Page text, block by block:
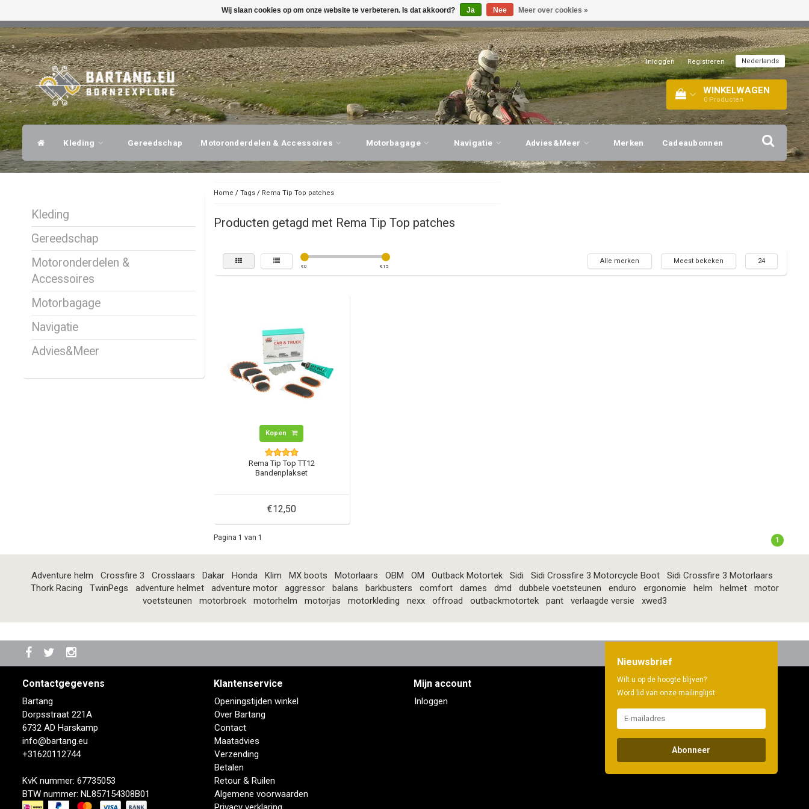
DESKUNDIG ADVIES, PERSOONLIJKE SERVICE! BEZOEK ONZE WINKEL!
Inloggen | Registreren Nederlands
WINKELWAGEN
0 Producten
Kleding Gereedschap Motoronderdelen & Accessoires Motorbagage Navigatie Advies&Meer Merken Cadeaubonnen
Kleding
Gereedschap
Motoronderdelen &
Accessoires
Motorbagage
Navigatie
Advies&Meer
Home / Tags/ Rema Tip Top patches
Producten getagd met Rema Tip Top patches
€0 €15
Alle merken Meest bekeken 24
Kopen
Rema Tip Top TT12
Bandenplakset
€12,50
Pagina 1 van 1 1
Adventure helm Crossfire 3 Crosslaars Dakar Honda Klim MX boots Motorlaars OBM OM Outback Motortek Sidi Sidi Crossfire 3 Motorcycle Boot
Sidi Crossfire 3 Motorlaars
Thork Racing
TwinPegs adventure helmet adventure motor aggressor balans barkbusters comfort dames dmd dubbele voetsteunen enduro ergonomie helm helmet
motor
voetsteunen
motorbroek motorhelm motorjas motorkleding nexx offroad outbackmotortek pant verlaagde versie xwed3
Contactgegevens
Bartang
Dorpsstraat 221A
6732 AD Harskamp
info@bartang.eu
+31620112744
KvK nummer: 67735053
BTW nummer: NL857154308B01
Klantenservice
Openingstijden winkel
Over Bartang
Contact
Maatadvies
Verzending
Betalen
Retour & Ruilen
Algemene voorwaarden
Mijn account
Inloggen
Nieuwsbrief
Wilt u op de hoogte blijven?
Word lid van onze mailinglijst:
Abonneer
Wij slaan cookies op om onze website te verbeteren. Is dat akkoord? Ja Nee Meer over cookies »